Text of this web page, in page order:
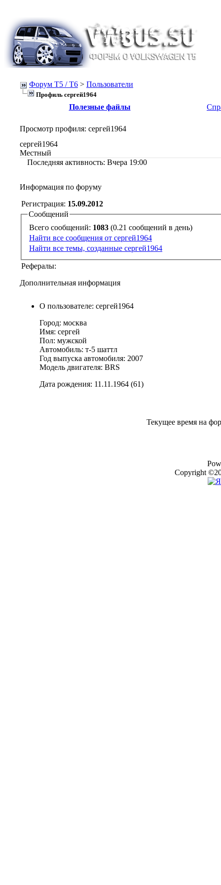
Форум Т5 / T6 > Пользователи
Профиль сергей1964
Полезные файлы
Просмотр профиля: сергей1964
сергей1964
Местный
Последняя активность: Вчера 19:00
Информация по форуму
Регистрация: 15.09.2012
Сообщений
Всего сообщений: 1083
(0.21 сообщений в день)
Найти все сообщения от сергей1964
Найти все темы, созданные сергей1964
Рефералы:
Дополнительная информация
О пользователе: сергей1964
Город: москва
Имя: сергей
Пол: мужской
Автомобиль: т-5 шаттл
Год выпуска автомобиля: 2007
Модель двигателя: BRS
Дата рождения: 11.11.1964 (61)
Текущее время на
Copyright